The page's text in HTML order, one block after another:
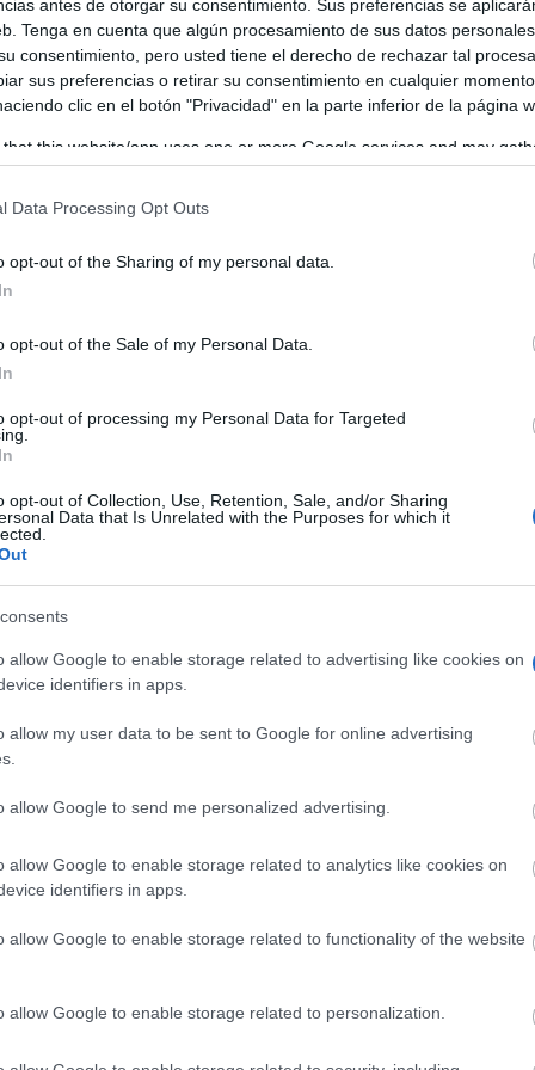
antes de otorgar su consentimiento. Sus preferencias se
Tenga en cuenta que algún procesamiento de sus datos
consentimiento, pero usted tiene el derecho de rechazar tal
sus preferencias o retirar su consentimiento en cualquier
clic en el botón "Privacidad" en la parte inferior de la página
that this website/app uses one or more Google services and may
but not limited to your visit or usage behaviour. You may
consent section.
Data Processing Opt Outs
opt-out of the Sharing of my personal data.
opt-out of the Sale of my Personal Data.
opt-out of processing my Personal Data for Targeted
opt-out of Collection, Use, Retention, Sale, and/or Sharing
Data that Is Unrelated with the Purposes for which it
allow Google to enable storage related to advertising like cookies on
identifiers in apps.
allow my user data to be sent to Google for online advertising
allow Google to send me personalized advertising.
allow Google to enable storage related to analytics like cookies on
identifiers in apps.
allow Google to enable storage related to functionality of the website
allow Google to enable storage related to personalization.
gratuita, que tendrá lugar en el Convento de San Gil a
electrónico apuertasabiertas@cortesclm.eso telefonear